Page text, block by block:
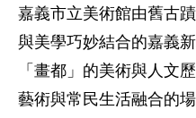
嘉義市立美術館由舊古
與美學巧妙結合的嘉義
「畫都」的美術與人文
藝術與常民生活融合的場